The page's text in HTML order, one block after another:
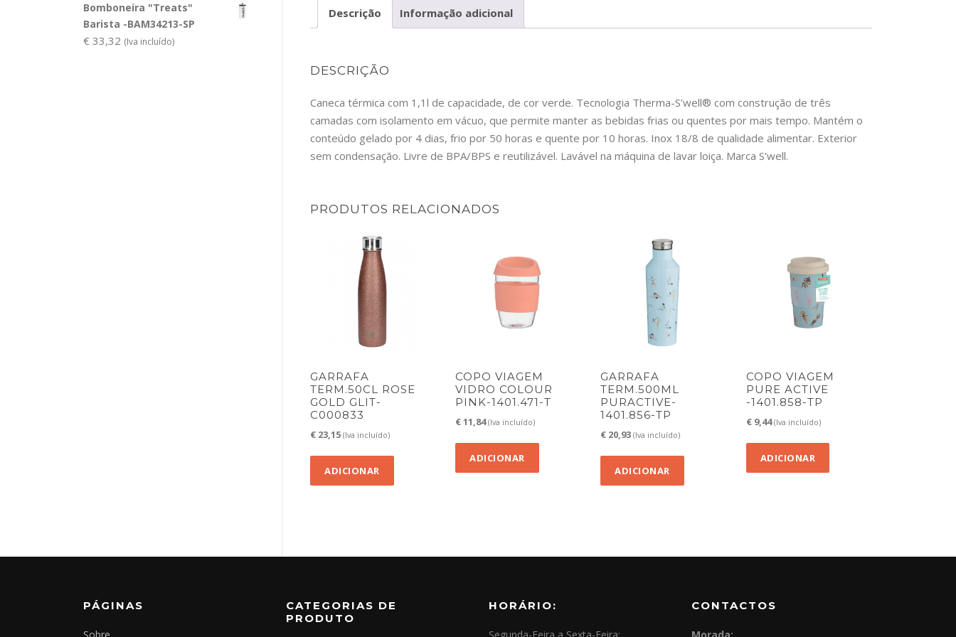
Descrição Informação adicional
DESCRIÇÃO
Caneca térmica com 1,1l de capacidade, de cor verde. Tecnologia Therma-S’well® com construção de três
camadas com isolamento em vácuo, que permite manter as bebidas frias ou quentes por mais tempo. Mantém o
conteúdo gelado por 4 dias, frio por 50 horas e quente por 10 horas. Inox 18/8 de qualidade alimentar. Exterior
sem condensação. Livre de BPA/BPS e reutilizável. Lavável na máquina de lavar loiça. Marca S’well.
PRODUTOS RELACIONADOS
GARRAFA
TERM.50CL ROSE
GOLD GLIT-
C000833
€ 23,15 (Iva incluído)
ADICIONAR
COPO VIAGEM
VIDRO COLOUR
PINK-1401.471-T
€11,84 (Iva incluído)
ADICIONAR
GARRAFA
TERM.500ML
PURACTIVE-
1401.856-TP
€ 20,93 (Iva incluído)
ADICIONAR
COPO VIAGEM
PURE ACTIVE
-1401.858-TP
€9,44 (Iva incluído)
ADICIONAR
Bomboneira "Treats"
Barista -BAM34213-SP
€ 33,32 (Iva incluído)
PÁGINAS
CATEGORIAS DE
PRODUTO
HORÁRIO: CONTACTOS